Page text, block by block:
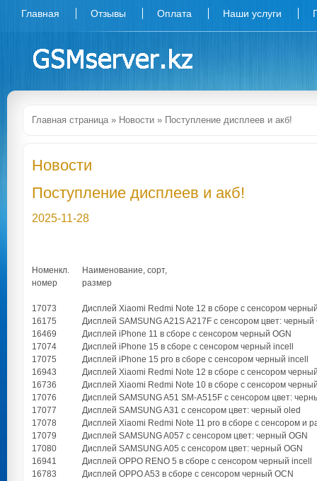
Главная Отзывы Оплата Наши услуги
Главная страница» Новости » Поступление дисплеев и акб!
Новости
Поступление дисплеев и акб!
2025-11-28
Номенкл.
номер
Наименование, сорт,
размер
17073
Дисплей Xiaomi Redmi Note 12 в сборе с сенсором
16175
Дисплей SAMSUNG A21S A217F с сенсором цвет: черный
16469
Дисплей iPhone 11 в сборе с сенсором черный OGN
17074
Дисплей iPhone 15 в сборе с сенсором черный incell
17075
Дисплей iPhone 15 pro в сборе с сенсором черный incell
16943
Дисплей Xiaomi Redmi Note 12 в сборе с сенсором
16736
Дисплей Xiaomi Redmi Note 10 в сборе с сенсором
17076
Дисплей SAMSUNG A51 SM-A515F с сенсором цвет:
17077
Дисплей SAMSUNG A31 с сенсором цвет: черный oled
17078
Дисплей Xiaomi Redmi Note 11 pro в сборе с сенсором и
17079
Дисплей SAMSUNG A057 с сенсором цвет: черный OGN
17080
Дисплей SAMSUNG A05 с сенсором цвет: черный OGN
16941
Дисплей OPPO RENO 5 в сборе с сенсором черный incell
16783
Дисплей OPPO A53 в сборе с сенсором черный OCN